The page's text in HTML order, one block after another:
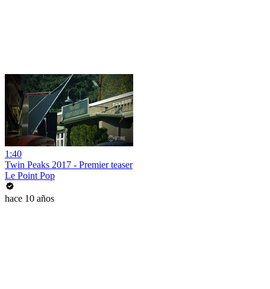
1:40
Twin Peaks 2017 - Premier teaser
Le Point Pop
hace 10 años